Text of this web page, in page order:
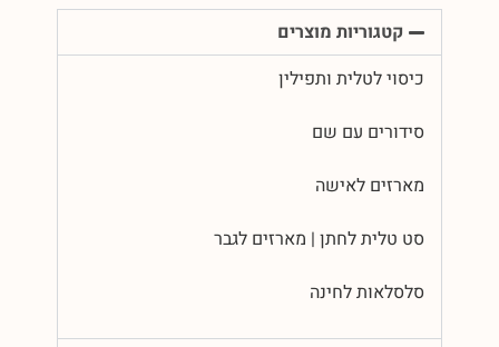
קטגוריות מוצרים
כיסוי לטלית ותפילין
סידורים עם שם
מארזים לאישה
סט טלית לחתן | מארזים לגבר
סלסלאות לחינה